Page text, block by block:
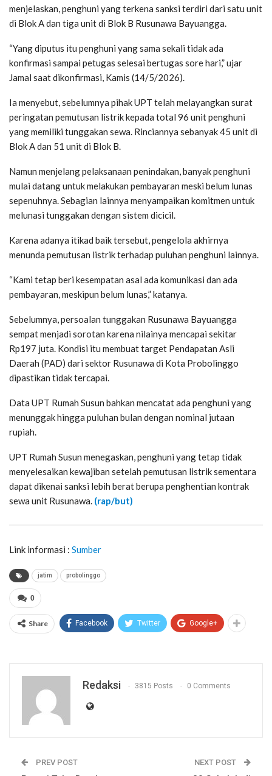
menjelaskan, penghuni yang terkena sanksi terdiri dari satu unit
di Blok A dan tiga unit di Blok B Rusunawa Bayuangga.
“Yang diputus itu penghuni yang sama sekali tidak ada
konfirmasi sampai petugas selesai bertugas sore hari,” ujar
Jamal saat dikonfirmasi, Kamis (14/5/2026).
Ia menyebut, sebelumnya pihak UPT telah melayangkan surat
peringatan pemutusan listrik kepada total 96 unit penghuni
yang memiliki tunggakan sewa. Rinciannya sebanyak 45 unit di
Blok A dan 51 unit di Blok B.
Namun menjelang pelaksanaan penindakan, banyak penghuni
mulai datang untuk melakukan pembayaran meski belum lunas
sepenuhnya. Sebagian lainnya menyampaikan komitmen untuk
melunasi tunggakan dengan sistem dicicil.
Karena adanya itikad baik tersebut, pengelola akhirnya
menunda pemutusan listrik terhadap puluhan penghuni lainnya.
“Kami tetap beri kesempatan asal ada komunikasi dan ada
pembayaran, meskipun belum lunas,” katanya.
Sebelumnya, persoalan tunggakan Rusunawa Bayuangga
sempat menjadi sorotan karena nilainya mencapai sekitar
Rp197 juta. Kondisi itu membuat target Pendapatan Asli
Daerah (PAD) dari sektor Rusunawa di Kota Probolinggo
dipastikan tidak tercapai.
Data UPT Rumah Susun bahkan mencatat ada penghuni yang
menunggak hingga puluhan bulan dengan nominal jutaan
rupiah.
UPT Rumah Susun menegaskan, penghuni yang tetap tidak
menyelesaikan kewajiban setelah pemutusan listrik sementara
dapat dikenai sanksi lebih berat berupa penghentian kontrak
sewa unit Rusunawa. (rap/but)
Link informasi : Sumber
jatim probolinggo
0
Share Facebook Twitter Google+
Redaksi 3815 Posts 0 Comments
PREV POST NEXT POST